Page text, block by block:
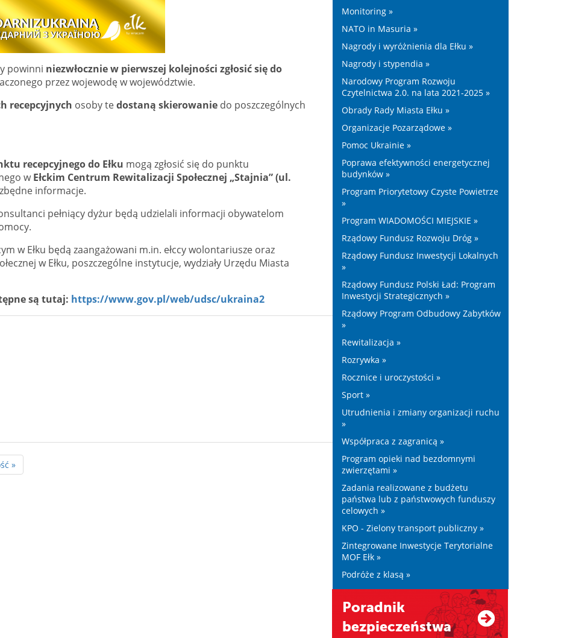
powinni niezwłocznie w pierwszej kolejności zgłosić się do
przez wojewodę w województwie.
recepcyjnych osoby tedostaną skierowanie do poszczególnych
recepcyjnego do Ełku mogą zgłosić się do punktu
wEłckim Centrum Rewitalizacji Społecznej „Stajnia” (ul.
informacje.
pełniący dyżur będą udzielali informacji obywatelom
w Ełku będą zaangażowani m.in. ełccy wolontariusze oraz
w Ełku, poszczególne instytucje, wydziały Urzędu Miasta
są tutaj: https://www.gov.pl/web/udsc/ukraina2
»
Monitoring »
NATO in Masuria »
Nagrody i wyróżnienia dla Ełku »
Nagrody i stypendia »
Narodowy Program Rozwoju
Czytelnictwa 2.0. na lata 2021-2025 »
Obrady Rady Miasta Ełku »
Organizacje Pozarządowe »
Pomoc Ukrainie »
Poprawa efektywności energetycznej
budynków »
Program Priorytetowy Czyste Powietrze
»
Program WIADOMOŚCI MIEJSKIE »
Rządowy Fundusz Rozwoju Dróg »
Rządowy Fundusz Inwestycji Lokalnych
»
Rządowy Fundusz Polski Ład: Program
Inwestycji Strategicznych »
Rządowy Program Odbudowy Zabytków
»
Rewitalizacja »
Rozrywka »
Rocznice i uroczystości »
Sport »
Utrudnienia i zmiany organizacji ruchu
»
Współpraca z zagranicą »
Program opieki nad bezdomnymi
zwierzętami »
Zadania realizowane z budżetu
państwa lub z państwowych funduszy
celowych »
KPO - Zielony transport publiczny »
Zintegrowane Inwestycje Terytorialne
MOF Ełk »
Podróże z klasą »
Poradnik
bezpieczeństwa